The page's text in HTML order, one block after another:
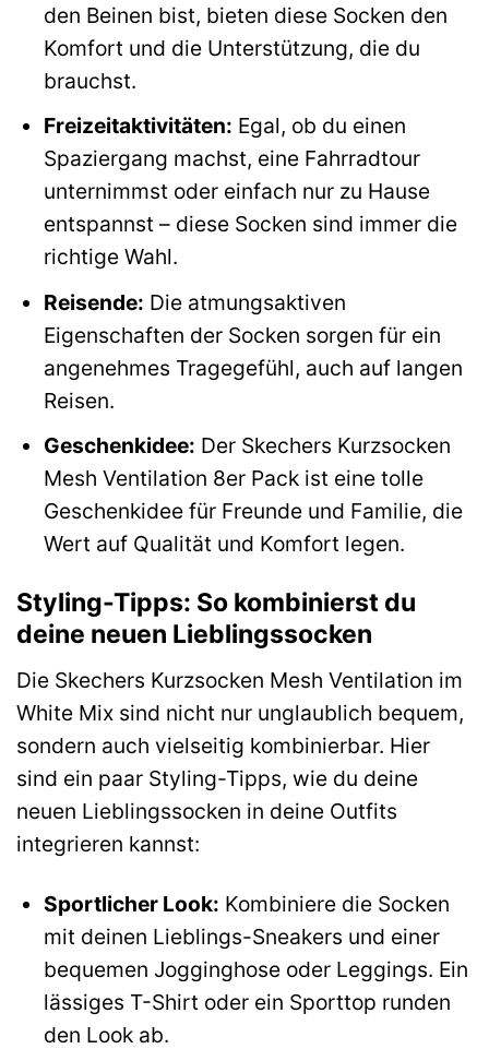
den Beinen bist, bieten diese Socken den
Komfort und die Unterstützung, die du
brauchst.
Freizeitaktivitäten: Egal, ob du einen
Spaziergang machst, eine Fahrradtour
unternimmst oder einfach nur zu Hause
entspannst – diese Socken sind immer die
richtige Wahl.
Reisende: Die atmungsaktiven
Eigenschaften der Socken sorgen für ein
angenehmes Tragegefühl, auch auf langen
Reisen.
Geschenkidee: Der Skechers Kurzsocken
Mesh Ventilation 8er Pack ist eine tolle
Geschenkidee für Freunde und Familie, die
Wert auf Qualität und Komfort legen.
Styling-Tipps: So kombinierst du
deine neuen Lieblingssocken
Die Skechers Kurzsocken Mesh Ventilation im
White Mix sind nicht nur unglaublich bequem,
sondern auch vielseitig kombinierbar. Hier
sind ein paar Styling-Tipps, wie du deine
neuen Lieblingssocken in deine Outfits
integrieren kannst:
Sportlicher Look: Kombiniere die Socken
mit deinen Lieblings-Sneakers und einer
bequemen Jogginghose oder Leggings. Ein
lässiges T-Shirt oder ein Sporttop runden
den Look ab.